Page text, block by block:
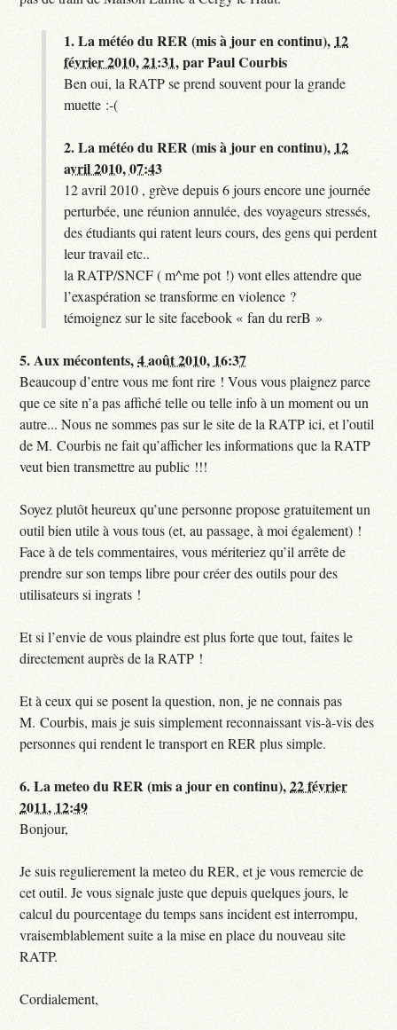
1.La météo du RER (mis à jour en continu), 12
février 2010, 21:31,parPaul Courbis
Ben oui, la RATP se prend souvent pour la grande
muette :-(
2.La météo du RER (mis à jour en continu), 12
avril 2010, 07:43
12 avril 2010 , grève depuis 6 jours encore une journée
perturbée, une réunion annulée, des voyageurs stressés,
des étudiants qui ratent leurs cours, des gens qui perdent
leur travail etc..
la RATP/SNCF ( m^me pot !) vont elles attendre que
l’exaspération se transforme en violence ?
témoignez sur le site facebook « fan du rerB »
5.Aux mécontents,4 août 2010, 16:37
Beaucoup d’entre vous me font rire ! Vous vous plaignez parce
que ce site n’a pas affiché telle ou telle info à un moment ou un
autre... Nous ne sommes pas sur le site de la RATP ici, et l’outil
de M. Courbis ne fait qu’afficher les informations que la RATP
veut bien transmettre au public !!!
Soyez plutôt heureux qu’une personne propose gratuitement un
outil bien utile à vous tous (et, au passage, à moi également) !
Face à de tels commentaires, vous mériteriez qu’il arrête de
prendre sur son temps libre pour créer des outils pour des
utilisateurs si ingrats !
Et si l’envie de vous plaindre est plus forte que tout, faites le
directement auprès de la RATP !
Et à ceux qui se posent la question, non, je ne connais pas
M. Courbis, mais je suis simplement reconnaissant vis-à-vis des
personnes qui rendent le transport en RER plus simple.
6.La meteo du RER (mis a jour en continu),22 février
2011, 12:49
Bonjour,
Je suis regulierement la meteo du RER, et je vous remercie de
cet outil. Je vous signale juste que depuis quelques jours, le
calcul du pourcentage du temps sans incident est interrompu,
vraisemblablement suite a la mise en place du nouveau site
RATP.
Cordialement,